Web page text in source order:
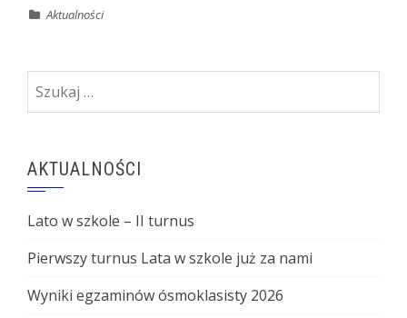
Aktualności
Szukaj:
AKTUALNOŚCI
Lato w szkole – II turnus
Pierwszy turnus Lata w szkole już za nami
Wyniki egzaminów ósmoklasisty 2026